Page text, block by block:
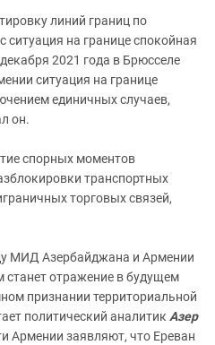
линий границ по
ситуация на границе спокойная
2021 года в Брюсселе
ситуация на границе
единичных случаев,
он.
спорных моментов
транспортных
торговых связей,
МИД Азербайджана и Армении
отражение в будущем
признании территориальной
политический аналитик Азер
Армении заявляют, что Ереван